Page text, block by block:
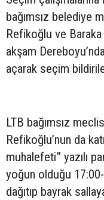
bağımsız belediye
Refikoğlu ve
akşam
açarak seçim
LTB bağımsız
Refikoğlu’nun da
muhalefeti” yazılı
yoğun olduğu
dağıtıp bayrak